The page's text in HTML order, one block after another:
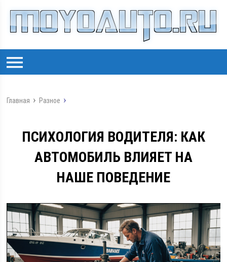
Главная Разное
ПСИХОЛОГИЯ ВОДИТЕЛЯ: КАК
АВТОМОБИЛЬ ВЛИЯЕТ НА
НАШЕ ПОВЕДЕНИЕ